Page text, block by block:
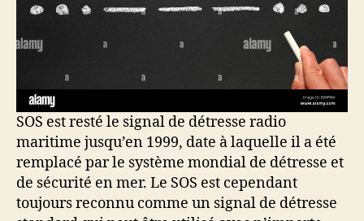
SOS est resté le signal de détresse radio
maritime jusqu’en 1999, date à laquelle il a été
remplacé par le système mondial de détresse et
de sécurité en mer. Le SOS est cependant
toujours reconnu comme un signal de détresse